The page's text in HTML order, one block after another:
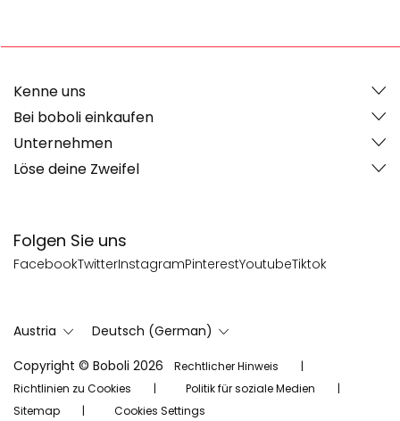
Folgen Sie uns
FacebookTwitterInstagramPinterestYoutubeTiktok
Kenne uns
Bei boboli einkaufen
Unternehmen
Löse deine Zweifel
Austria
Deutsch (German)
Copyright © Boboli 2026
Rechtlicher Hinweis
Richtlinien zu Cookies
Politik für soziale Medien
Sitemap
Cookies Settings